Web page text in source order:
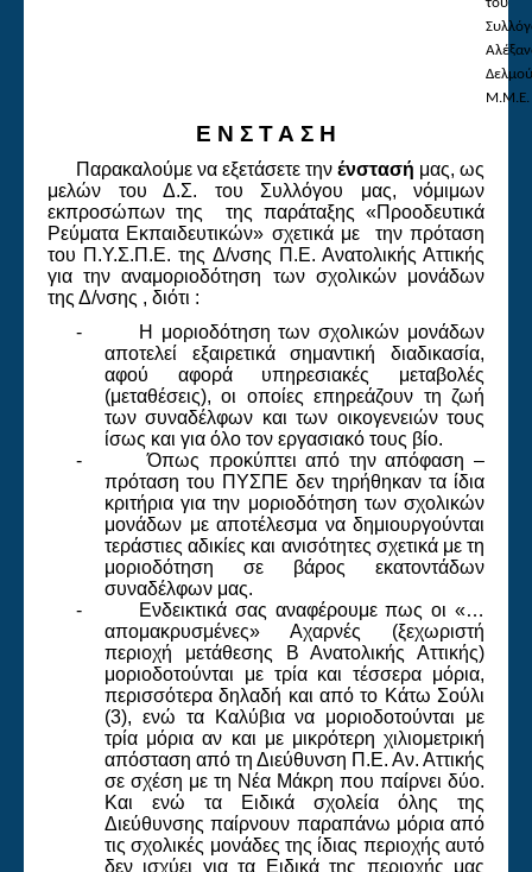
Μ.Μ.Ε.
Ε Ν Σ Τ Α Σ Η
Παρακαλούμε να εξετάσετε την ένστασή μας, ως
μελών του Δ.Σ. του Συλλόγου μας, νόμιμων
εκπροσώπων της
της παράταξης «Προοδευτικά
Ρεύματα Εκπαιδευτικών» σχετικά με
την πρόταση
του Π.Υ.Σ.Π.Ε. της Δ/νσης Π.Ε. Ανατολικής Αττικής
για την αναμοριοδότηση των σχολικών μονάδων
της Δ/νσης , διότι :
-
Η μοριοδότηση των σχολικών μονάδων
αποτελεί εξαιρετικά σημαντική διαδικασία,
αφού αφορά υπηρεσιακές μεταβολές
(μεταθέσεις), οι οποίες επηρεάζουν τη ζωή
των συναδέλφων και των οικογενειών τους
ίσως και για όλο τον εργασιακό τους βίο.
-
Όπως προκύπτει από την απόφαση –
πρόταση του ΠΥΣΠΕ δεν τηρήθηκαν τα ίδια
κριτήρια για την μοριοδότηση των σχολικών
μονάδων με αποτέλεσμα να δημιουργούνται
τεράστιες αδικίες και ανισότητες σχετικά με τη
μοριοδότηση σε βάρος εκατοντάδων
συναδέλφων μας.
-
Ενδεικτικά σας αναφέρουμε πως οι «…
απομακρυσμένες» Αχαρνές (ξεχωριστή
περιοχή μετάθεσης Β Ανατολικής Αττικής)
μοριοδοτούνται με τρία και τέσσερα μόρια,
περισσότερα δηλαδή και από το Κάτω Σούλι
(3), ενώ τα Καλύβια να μοριοδοτούνται με
τρία μόρια αν και με μικρότερη χιλιομετρική
απόσταση από τη Διεύθυνση Π.Ε. Αν. Αττικής
σε σχέση με τη Νέα Μάκρη που παίρνει δύο.
Και ενώ τα Ειδικά σχολεία όλης της
Διεύθυνσης παίρνουν παραπάνω μόρια από
τις σχολικές μονάδες της ίδιας περιοχής αυτό
δεν ισχύει για τα Ειδικά της περιοχής μας